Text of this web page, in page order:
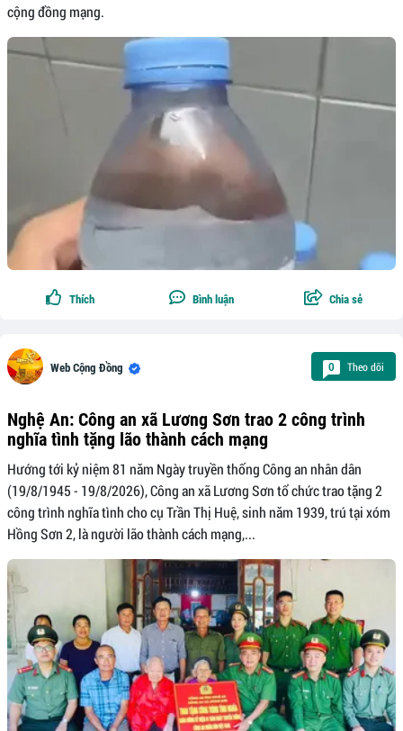
cộng đồng mạng.
Thích Bình luận Chia sẻ
Web Cộng Đồng 0 Theo dõi
Nghệ An: Công an xã Lương Sơn trao 2 công trình
nghĩa tình tặng lão thành cách mạng
Hướng tới kỷ niệm 81 năm Ngày truyền thống Công an nhân dân
(19/8/1945 - 19/8/2026), Công an xã Lương Sơn tổ chức trao tặng 2
công trình nghĩa tình cho cụ Trần Thị Huệ, sinh năm 1939, trú tại xóm
Hồng Sơn 2, là người lão thành cách mạng,...